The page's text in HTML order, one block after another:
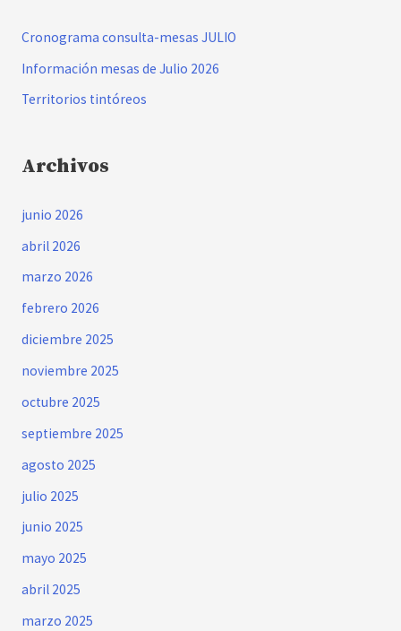
r
:
Cronograma consulta-mesas JULIO
Información mesas de Julio 2026
Territorios tintóreos
Archivos
junio 2026
abril 2026
marzo 2026
febrero 2026
diciembre 2025
noviembre 2025
octubre 2025
septiembre 2025
agosto 2025
julio 2025
junio 2025
mayo 2025
abril 2025
marzo 2025